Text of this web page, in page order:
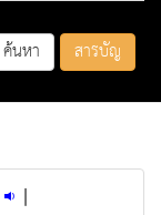
ค้นหา สารบัญ
|